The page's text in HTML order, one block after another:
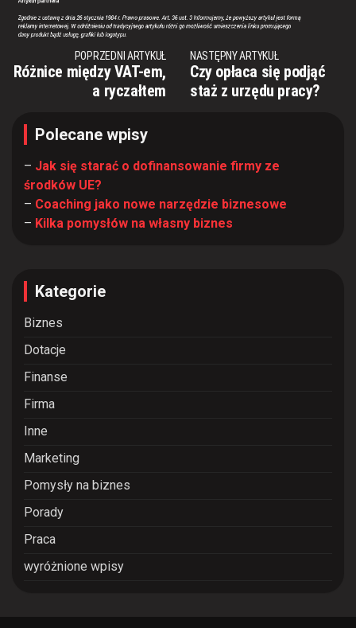
POPRZEDNI ARTYKUŁ
Różnice między VAT-em,
a ryczałtem
NASTĘPNY ARTYKUŁ
Czy opłaca się podjąć
staż z urzędu pracy?
Polecane wpisy
– Jak się starać o dofinansowanie firmy ze
środków UE?
– Coaching jako nowe narzędzie biznesowe
– Kilka pomysłów na własny biznes
Kategorie
Biznes
Dotacje
Finanse
Firma
Inne
Marketing
Pomysły na biznes
Porady
Praca
wyróżnione wpisy